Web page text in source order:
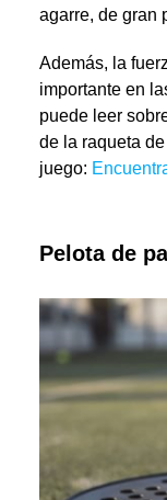
agarre, de gran
Además, la
importante en
puede leer
de la raqueta
juego:
Pelota de